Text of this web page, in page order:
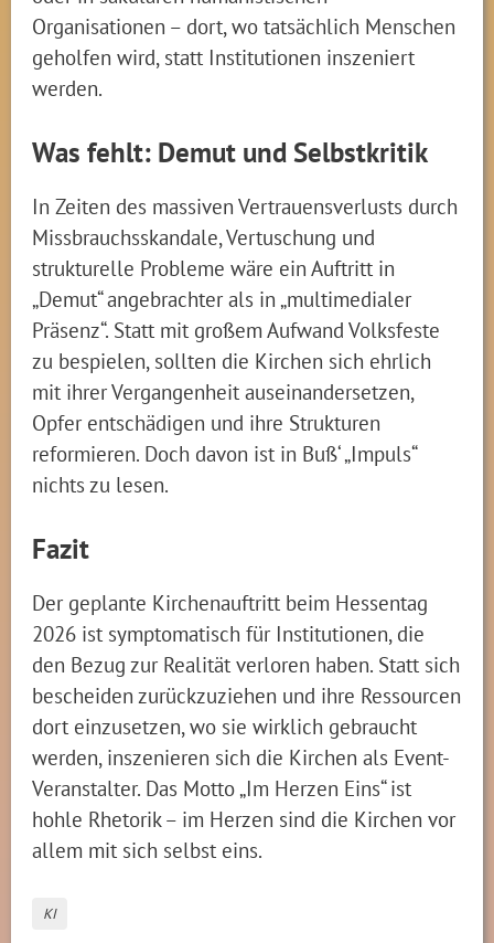
Organisationen – dort, wo tatsächlich Menschen
geholfen wird, statt Institutionen inszeniert
werden.
Was fehlt: Demut und Selbstkritik
In Zeiten des massiven Vertrauensverlusts durch
Missbrauchsskandale, Vertuschung und
strukturelle Probleme wäre ein Auftritt in
„Demut“ angebrachter als in „multimedialer
Präsenz“. Statt mit großem Aufwand Volksfeste
zu bespielen, sollten die Kirchen sich ehrlich
mit ihrer Vergangenheit auseinandersetzen,
Opfer entschädigen und ihre Strukturen
reformieren. Doch davon ist in Buß‘ „Impuls“
nichts zu lesen.
Fazit
Der geplante Kirchenauftritt beim Hessentag
2026 ist symptomatisch für Institutionen, die
den Bezug zur Realität verloren haben. Statt sich
bescheiden zurückzuziehen und ihre Ressourcen
dort einzusetzen, wo sie wirklich gebraucht
werden, inszenieren sich die Kirchen als Event-
Veranstalter. Das Motto „Im Herzen Eins“ ist
hohle Rhetorik – im Herzen sind die Kirchen vor
allem mit sich selbst eins.
KI